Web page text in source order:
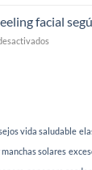
frecuentes
quality:
es
Esthetia
facial
tipo
de
vida saludable
solares